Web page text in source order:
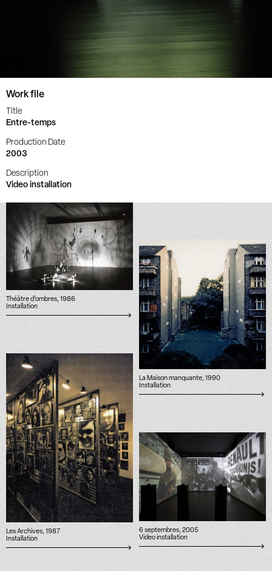
Work file
Title
Entre-temps
Production Date
2003
Description
Video installation
Théâtre d’ombres, 1986
Installation
Les Archives, 1987
Installation
La Maison manquante, 1990
Installation
6 septembres, 2005
Video installation